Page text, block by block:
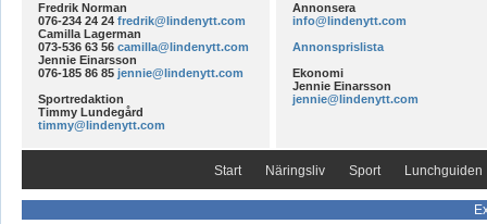
Fredrik Norman
076-234 24 24 fredrik@lindenytt.com
Camilla Lagerman
073-536 63 56 camilla@lindenytt.com
Jennie Einarsson
076-185 86 85 jennie@lindenytt.com
Sportredaktion
Timmy Lundegård
timmy@lindenytt.com
Annonsera
info@lindenytt.com
Annonsprislista
Ekonomi
Jennie Einarsson
jennie@lindenytt.com
Start Näringsliv Sport Lunchguiden